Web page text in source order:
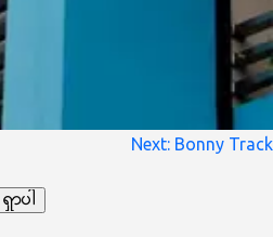
Next: Bonny Track